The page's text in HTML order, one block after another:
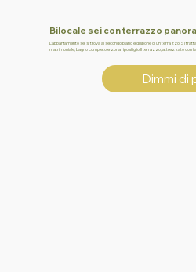
Bilocale sei con terrazzo
L’appartamento sei si trova al secondo piano e dispone di un terrazzo.Si
matrimoniale, bagno completo e zona ripostiglio.Il terrazzo, attrezzato con
Dimmi di